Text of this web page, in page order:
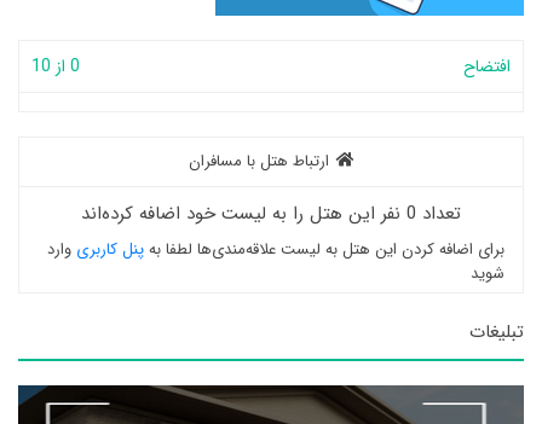
افتضاح 0 از 10
ارتباط هتل با مسافران
تعداد 0 نفر این هتل را به لیست خود اضافه کرده‌اند
برای اضافه کردن این هتل به لیست علاقه‌مندی‌ها لطفا بهپنل کاربری وارد
شوید
تبلیغات